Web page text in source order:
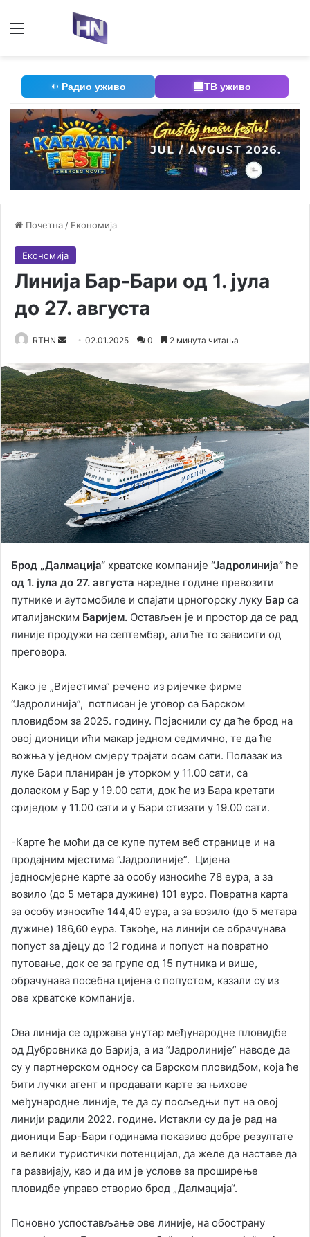
Радио уживо ТВ уживо
Почетна / Економија
Економија
Линија Бар-Бари од 1. јула
до 27. августа
RTHN
n
d
a
n
e
m
a
i
l
02.01.2025 0 2 минута читања
Брод „Далмација“ хрватске компаније “Јадролинија”ће
од 1. јула до 27. августа наредне године превозити
путнике и аутомобиле и спајати црногорску луку Бар са
италијанским Баријем. Остављен је и простор да се рад
линије продужи на септембар, али ће то зависити од
преговора.
Како је „Вијестима“ речено из ријечке фирме
“Јадролинија”, потписан је уговор са Барском
пловидбом за 2025. годину. Појаснили су да ће брод на
овој дионици ићи макар једном седмично, те да ће
вожња у једном смјеру трајати осам сати. Полазак из
луке Бари планиран је уторком у 11.00 сати, са
доласком у Бар у 19.00 сати, док ће из Бара кретати
сриједом у 11.00 сати и у Бари стизати у 19.00 сати.
-Карте ће моћи да се купе путем веб странице и на
продајним мјестима “Јадролиније”. Цијена
једносмјерне карте за особу износиће 78 еура, а за
возило (до 5 метара дужине) 101 еуро. Повратна карта
за особу износиће 144,40 еура, а за возило (до 5 метара
дужине) 186,60 еура. Такође, на линији се обрачунава
попуст за дјецу до 12 година и попуст на повратно
путовање, док се за групе од 15 путника и више,
обрачунава посебна цијена с попустом, казали су из
ове хрватске компаније.
Ова линија се одржава унутар међународне пловидбе
од Дубровника до Барија, а из “Јадролиније” наводе да
су у партнерском односу са Барском пловидбом, која ће
бити лучки агент и продавати карте за њихове
међународне линије, те да су посљедњи пут на овој
линији радили 2022. године. Истакли су да је рад на
дионици Бар-Бари годинама показиво добре резултате
и велики туристички потенцијал, да желе да наставе да
га развијају, као и да им је услове за проширење
пловидбе управо створио брод „Далмација“.
Поновно успостављање ове линије, на обострану